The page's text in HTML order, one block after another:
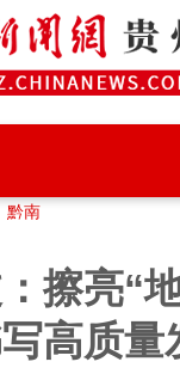
黔南
擦亮“
高质量